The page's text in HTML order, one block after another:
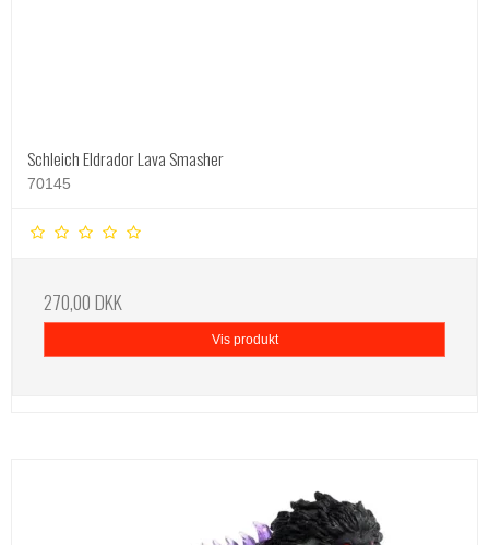
Schleich Eldrador Lava Smasher
70145
270,00 DKK
Vis produkt